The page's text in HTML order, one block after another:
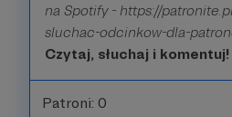
na Spotify - https://
sluchac-odcinkow-dla-
Czytaj, słuchaj i komentuj!
Patroni: 0